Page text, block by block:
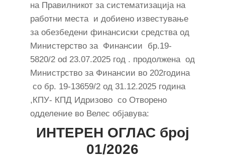
на Правилникот за систематизација на
работни места и добиено известување
за обезбедени финансиски средства од
Министерство за Финансии бр.19-
5820/2 od 23.07.2025 год . продолжена од
Министрство за Финансии во 202година
со бр. 19-13659/2 од 31.12.2025 година
,КПУ- КПД Идризово со Отворено
одделение во Велес објавува:
ИНТЕРЕН ОГЛАС број
01/2026